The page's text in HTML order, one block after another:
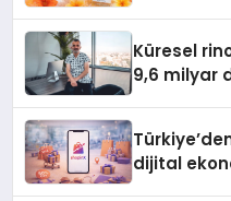
Küresel
9,6 milyar
dijital